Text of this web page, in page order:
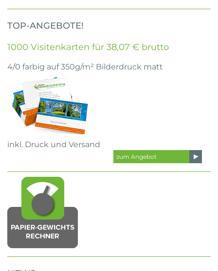
TOP-ANGEBOTE!
1000 Visitenkarten für 38,07 € brutto
4/0 farbig auf 350g/m² Bilderdruck matt
inkl. Druck und Versand
zum Angebot